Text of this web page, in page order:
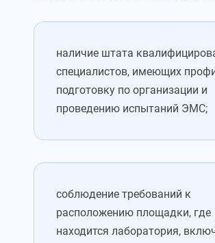
наличие штата
специалистов, имеющих
подготовку по организации и
проведению испытаний ЭМС;
соблюдение требований к
расположению площадки, где
находится лаборатория,